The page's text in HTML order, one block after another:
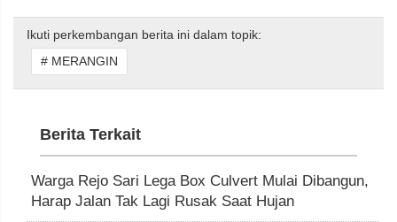
Ikuti perkembangan berita ini dalam topik:
# MERANGIN
Berita Terkait
Warga Rejo Sari Lega Box Culvert Mulai Dibangun,
Harap Jalan Tak Lagi Rusak Saat Hujan